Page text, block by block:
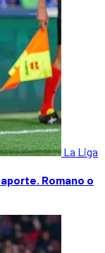
La Liga
Romano o